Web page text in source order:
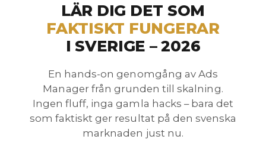
LÄR DIG DET SOM
FAKTISKT FUNGERAR
I SVERIGE – 2026
En hands-on genomgång av Ads
Manager från grunden till skalning.
Ingen fluff, inga gamla hacks – bara det
som faktiskt ger resultat på den svenska
marknaden just nu.